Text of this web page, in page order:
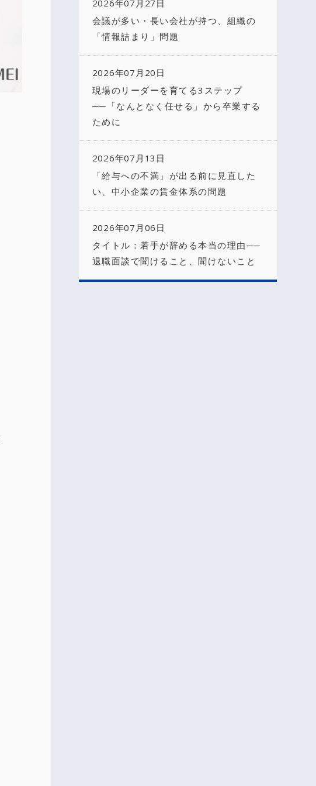
2026年07月27日
会議が多い・長い会社が持つ、組織の
「情報詰まり」問題
2026年07月20日
現場のリーダーを育てる3ステップ
──「なんとなく任せる」から卒業する
ために
2026年07月13日
「給与への不満」が出る前に見直した
い、中小企業の賃金体系の問題
2026年07月06日
タイトル：若手が辞める本当の理由──
退職面談で聞けること、聞けないこと